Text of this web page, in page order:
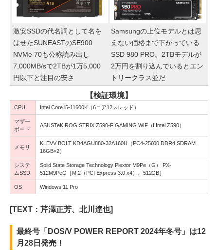
激安SSDの代名詞として名を
はせたSUNEASTのSE900
NVMe 70も公称読み出し
7,000MB/sで2TBが1万5,000
円以下と注目の安さ
Samsungの上位モデルとは思
えない価格まで下がっている
SSD 980 PRO。2TBモデルが
2万円を割り込んでいるとエン
トリークラス並だ
【検証環境】
CPU Intel Core i5-11600K（6コア12スレッド）
マザー
ボード
ASUSTeK ROG STRIX Z590-F GAMING WIF（I Intel Z590）
メモリ
KLEVV BOLT KD4AGU880-32A160U（PC4-25600 DDR4 SDRAM
16GB×2）
システ
ムSSD
Solid State Storage Technology Plextor M9Pe（G） PX-
512M9PeG［M.2（PCI Express 3.0 x4）、512GB］
OS Windows 11 Pro
[TEXT：芹澤正芳、北川達也]
最終号「DOS/V POWER REPORT 2024年冬号」は12
月28日発売！